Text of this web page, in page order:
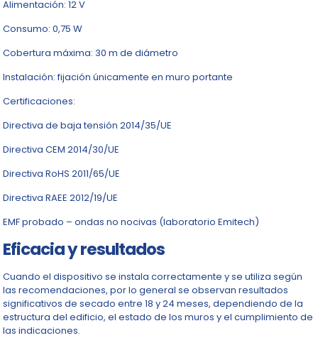
Alimentación: 12 V
Consumo: 0,75 W
Cobertura máxima: 30 m de diámetro
Instalación: fijación únicamente en muro portante
Certificaciones:
Directiva de baja tensión 2014/35/UE
Directiva CEM 2014/30/UE
Directiva RoHS 2011/65/UE
Directiva RAEE 2012/19/UE
EMF probado – ondas no nocivas (laboratorio Emitech)
Eficacia y resultados
Cuando el dispositivo se instala correctamente y se utiliza según
las recomendaciones, por lo general se observan resultados
significativos de secado entre 18 y 24 meses, dependiendo de la
estructura del edificio, el estado de los muros y el cumplimiento de
las indicaciones.